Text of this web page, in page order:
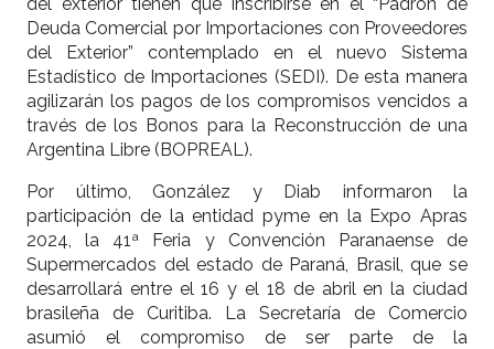
Deuda Comercial por Importaciones con Proveedores
del Exterior” contemplado en el nuevo Sistema
Estadístico de Importaciones (SEDI). De esta manera
agilizarán los pagos de los compromisos vencidos a
través de los Bonos para la Reconstrucción de una
Argentina Libre (BOPREAL).
Por último, González y Diab informaron la
participación de la entidad pyme en la Expo Apras
2024, la 41ª Feria y Convención Paranaense de
Supermercados del estado de Paraná, Brasil, que se
desarrollará entre el 16 y el 18 de abril en la ciudad
brasileña de Curitiba. La Secretaría de Comercio
asumió el compromiso de ser parte de la